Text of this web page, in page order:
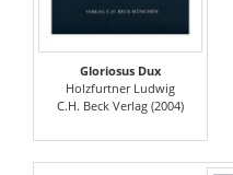
Gloriosus Dux
Holzfurtner Ludwig
C.H. Beck Verlag (2004)